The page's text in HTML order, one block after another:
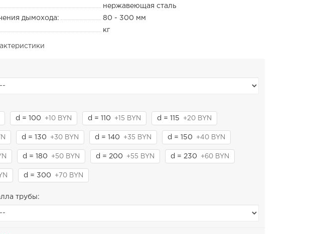
нержавеющая сталь
дымохода:
80 - 300 мм
кг
d = 100 +10 BYN d = 110 +15 BYN d = 115 +20 BYN
d = 130 +30 BYN d = 140 +35 BYN d = 150 +40 BYN
d = 180 +50 BYN d = 200 +55 BYN d = 230 +60 BYN
d = 300 +70 BYN
трубы: